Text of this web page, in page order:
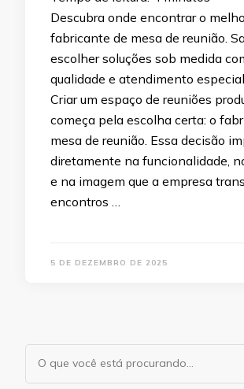
Descubra onde encontrar o
fabricante de mesa de reunião.
escolher soluções sob medida
qualidade e atendimento
Criar um espaço de reuniões
começa pela escolha certa: o
mesa de reunião. Essa decisão
diretamente na funcionalidade,
e na imagem que a empresa
encontros …
5 DE DEZEMBRO DE 2025
Procurando
algo?